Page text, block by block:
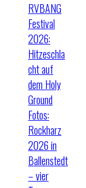
RVBANG
Festival
2026:
Hitzeschla
cht auf
dem Holy
Ground
Fotos:
Rockharz
2026 in
Ballenstedt
– vier